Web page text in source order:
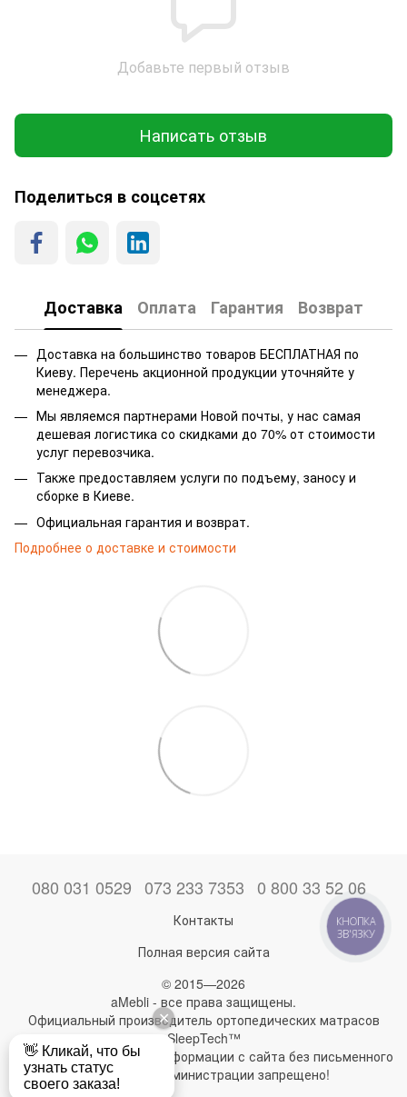
Добавьте первый отзыв
Написать отзыв
Поделиться в соцсетях
Доставка Оплата Гарантия Возврат
Доставка на большинство товаров БЕСПЛАТНАЯ по
Киеву. Перечень акционной продукции уточняйте у
менеджера.
Мы являемся партнерами Новой почты, у нас самая
дешевая логистика со скидками до 70% от стоимости
услуг перевозчика.
Также предоставляем услуги по подъему, заносу и
сборке в Киеве.
Официальная гарантия и возврат.
Подробнее о доставке и стоимости
080 031 0529 073 233 7353 0 800 33 52 06
Контакты
Полная версия сайта
© 2015—2026
aMebli - все права защищены.
Официальный производитель ортопедических матрасов
SleepTech™
Любое использование информации с сайта без письменного
разрешения администрации запрещено!
КНОПКА
ЗВ'ЯЗКУ